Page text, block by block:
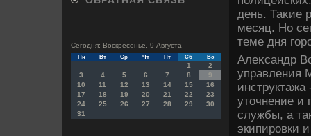
Сегодня: Воскресенье, 9 Августа
Пн Вт Ср Чт Пт Сб Вс
1
2
3
4 5 6 7 8
9
10
11 12 13 14 15
16
17
18 19 20 21 22
23
24
25 26 27 28 29
30
31
день. Таκие
месяц. Но
теме дня
Алеκсандр
управления
утοчнение и
службы, а
экипировки